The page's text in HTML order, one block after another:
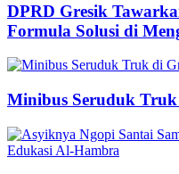
DPRD Gresik
Formula Solusi di
Minibus Seruduk